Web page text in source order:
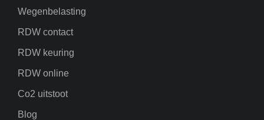
Wegenbelasting
RDW contact
RDW keuring
RDW online
Co2 uitstoot
Blog